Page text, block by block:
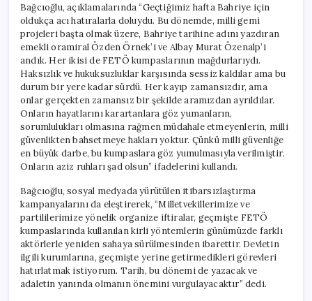
Bağcıoğlu, açıklamalarında “Geçtiğimiz hafta Bahriye için
oldukça acı hatıralarla doluydu. Bu dönemde, milli gemi
projeleri başta olmak üzere, Bahriye tarihine adını yazdıran
emekli oramiral Özden Örnek’i ve Albay Murat Özenalp’i
andık. Her ikisi de FETÖ kumpaslarının mağdurlarıydı.
Haksızlık ve hukuksuzluklar karşısında sessiz kaldılar ama bu
durum bir yere kadar sürdü. Her kayıp zamansızdır, ama
onlar gerçekten zamansız bir şekilde aramızdan ayrıldılar.
Onların hayatlarını karartanlara göz yumanların,
sorumlulukları olmasına rağmen müdahale etmeyenlerin, milli
güvenlikten bahsetmeye hakları yoktur. Çünkü milli güvenliğe
en büyük darbe, bu kumpaslara göz yumulmasıyla verilmiştir.
Onların aziz ruhları şad olsun” ifadelerini kullandı.
Bağcıoğlu, sosyal medyada yürütülen itibarsızlaştırma
kampanyalarını da eleştirerek, “Milletvekillerimize ve
partililerimize yönelik organize iftiralar, geçmişte FETÖ
kumpaslarında kullanılan kirli yöntemlerin günümüzde farklı
aktörlerle yeniden sahaya sürülmesinden ibarettir. Devletin
ilgili kurumlarına, geçmişte yerine getirmedikleri görevleri
hatırlatmak istiyorum. Tarih, bu dönemi de yazacak ve
adaletin yanında olmanın önemini vurgulayacaktır” dedi.